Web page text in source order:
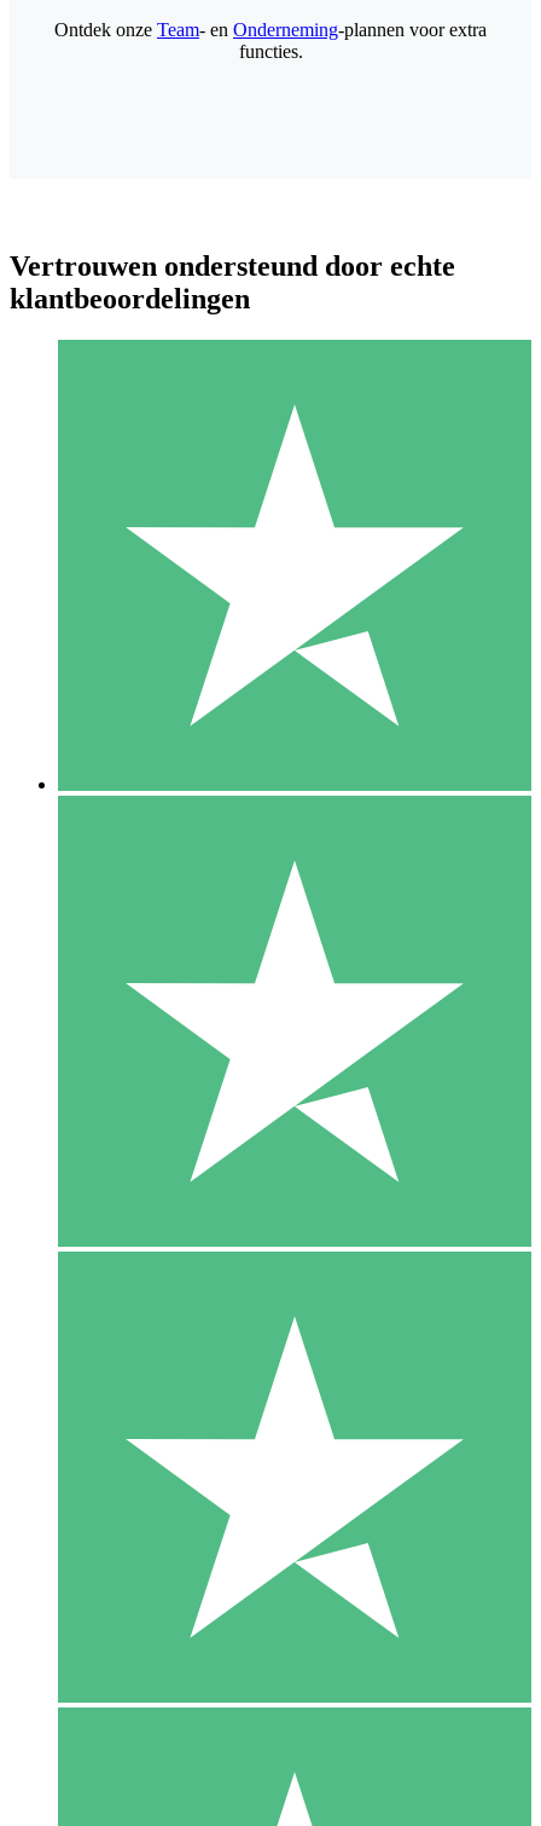
Individuele Creditpakketten
Betaal per gebruik met downloadtegoeden. Geen maandelijkse
1000
10 Downloaden
20 00
Ontdek onze Team- en Onderneming-plannen voor extra
functies.
Vertrouwen ondersteund door echte
klantbeoordelingen